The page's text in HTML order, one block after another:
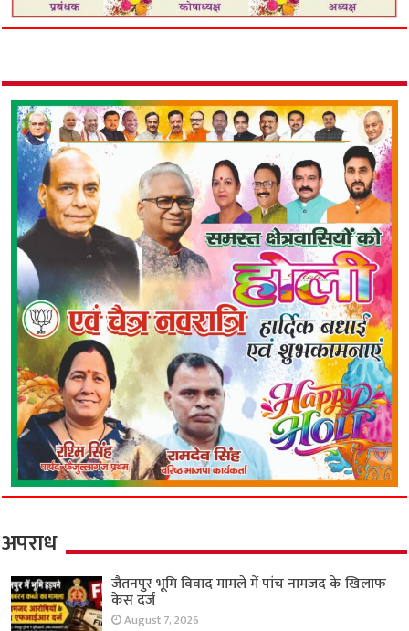
अपराध
जैतनपुर भूमि विवाद मामले में पांच नामजद के खिलाफ
केस दर्ज
August 7, 2026